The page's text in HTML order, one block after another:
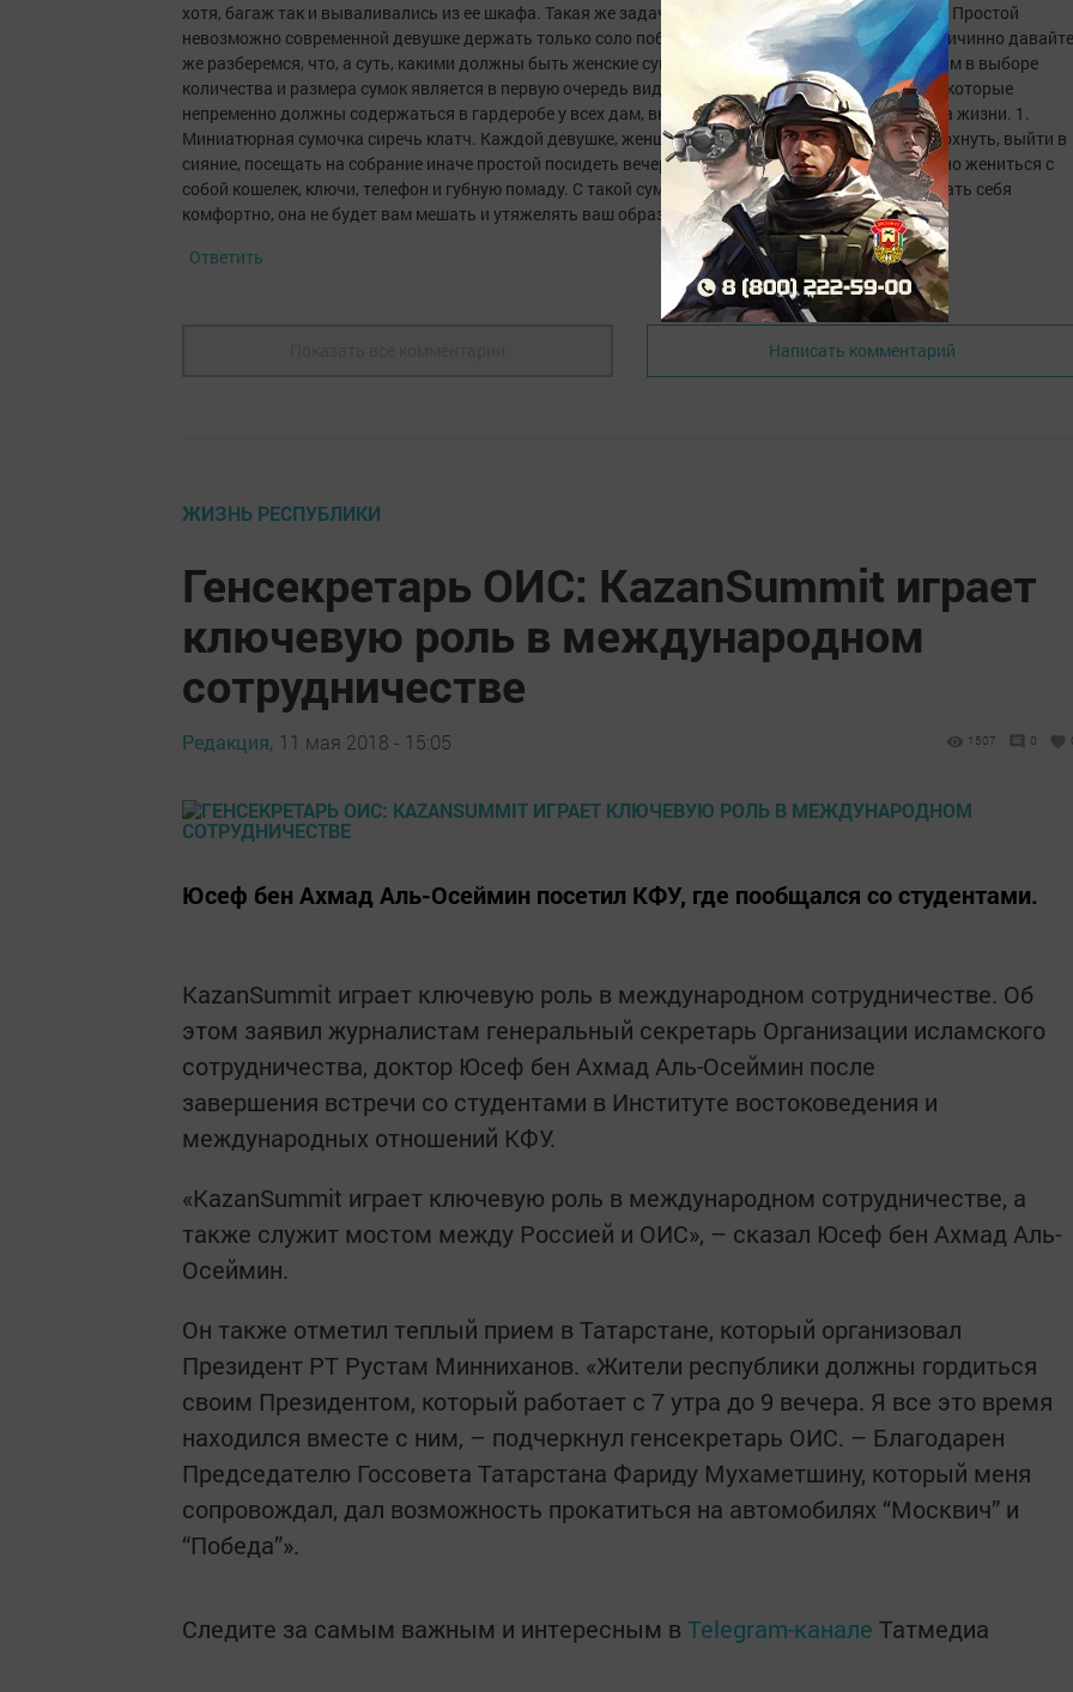
хотя, багаж так и вываливались из ее шкафа. Такая же задача обстоит и с дамскими сумочками. Простой
невозможно современной девушке держать только соло побочный для все случаи жизни. Беспричинно давайте
же разберемся, что, а суть, какими должны быть женские сумки. Начало трех Основополагающим в выборе
количества и размера сумок является в первую очередь вид жизни. Поглощать три вида сумок, которые
непременно должны содержаться в гардеробе у всех дам, вне зависимости от возраста и образа жизни. 1.
Миниатюрная сумочка сиречь клатч. Каждой девушке, женщине, бабушке хочется коекогда отдохнуть, выйти в
сияние, посещать на собрание иначе простой посидеть вечер в кафе. Для такой встреча довольно жениться с
собой кошелек, ключи, телефон и губную помаду. С такой сумочкой вы определенно будете вкушать себя
комфортно, она не будет вам мешать и утяжелять ваш образ. 2. Спортивная сумка. Легка
Ответить
Написать комментарий
ЖИЗНЬ РЕСПУБЛИКИ
Генсекретарь ОИС: KazanSummit играет
ключевую роль в международном
сотрудничестве
Редакция, 11 мая 2018 - 15:05 1507 0
Юсеф бен Ахмад Аль-Осеймин посетил КФУ, где пообщался со студентами.
KazanSummit играет ключевую роль в международном сотрудничестве. Об
этом заявил журналистам генеральный секретарь Организации исламского
сотрудничества, доктор Юсеф бен Ахмад Аль-Осеймин после
завершения встречи со студентами в Институте востоковедения и
международных отношений КФУ.
«KazanSummit играет ключевую роль в международном сотрудничестве, а
также служит мостом между Россией и ОИС», – сказал Юсеф бен Ахмад Аль-
Осеймин.
Он также отметил теплый прием в Татарстане, который организовал
Президент РТ Рустам Минниханов. «Жители республики должны гордиться
своим Президентом, который работает с 7 утра до 9 вечера. Я все это время
находился вместе с ним, – подчеркнул генсекретарь ОИС. – Благодарен
Председателю Госсовета Татарстана Фариду Мухаметшину, который меня
сопровождал, дал возможность прокатиться на автомобилях “Москвич” и
“Победа”».
Следите за самым важным и интересным в Telegram-канале Татмедиа